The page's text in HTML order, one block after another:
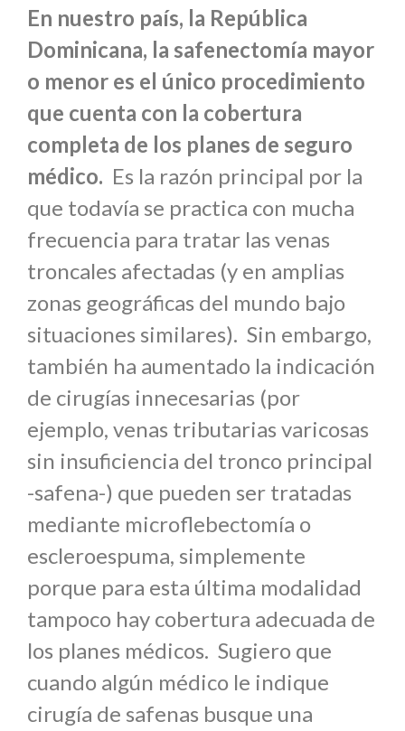
En nuestro país, la República
Dominicana, la safenectomía mayor
o menor es el único procedimiento
que cuenta con la cobertura
completa de los planes de seguro
médico. Es la razón principal por la
que todavía se practica con mucha
frecuencia para tratar las venas
troncales afectadas (y en amplias
zonas geográficas del mundo bajo
situaciones similares). Sin embargo,
también ha aumentado la indicación
de cirugías innecesarias (por
ejemplo, venas tributarias varicosas
sin insuficiencia del tronco principal
-safena-) que pueden ser tratadas
mediante microflebectomía o
escleroespuma, simplemente
porque para esta última modalidad
tampoco hay cobertura adecuada de
los planes médicos. Sugiero que
cuando algún médico le indique
cirugía de safenas busque una